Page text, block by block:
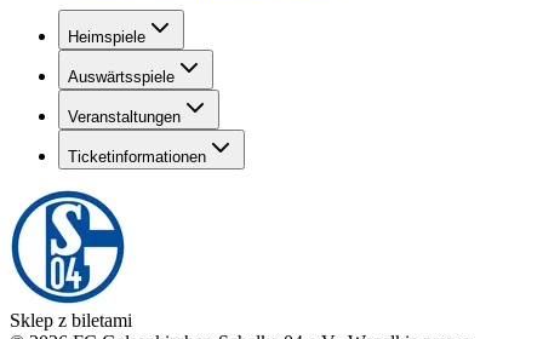
Heimspiele
Auswärtsspiele
Veranstaltungen
Ticketinformationen
Sklep z biletami